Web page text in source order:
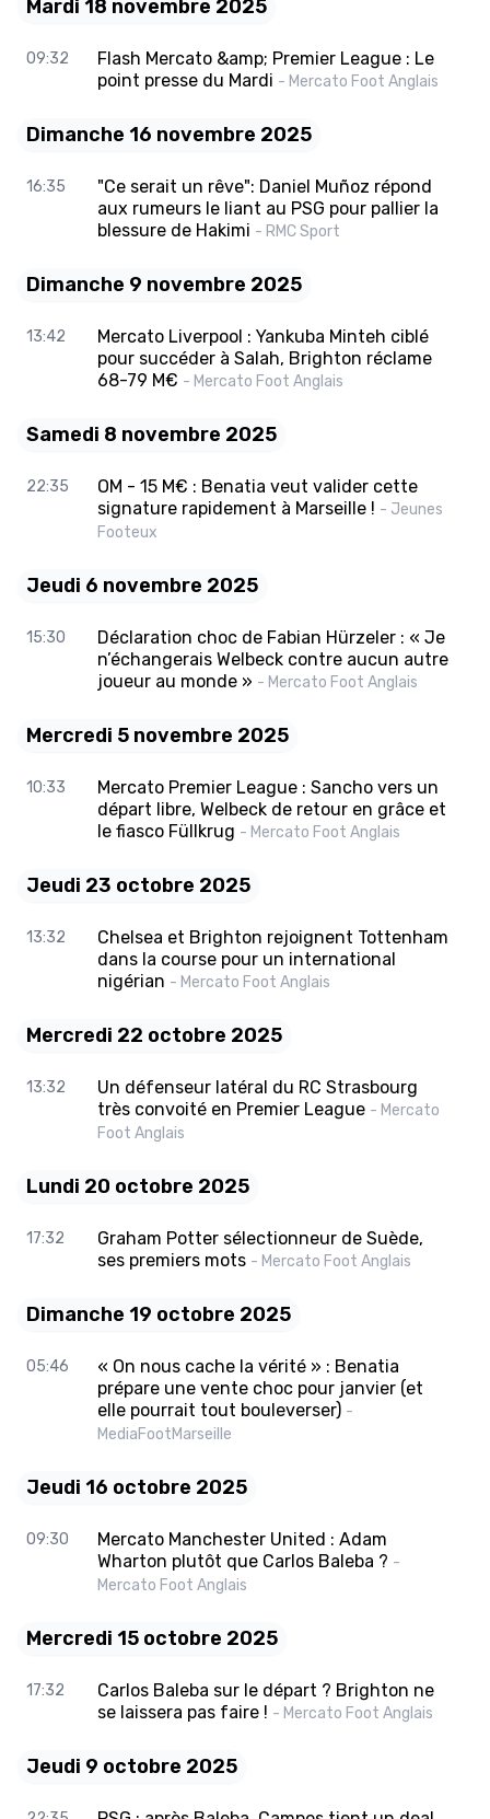
Mardi 18 novembre 2025
09:32
Flash Mercato &amp; Premier League : Le
point presse du Mardi - Mercato Foot Anglais
Dimanche 16 novembre 2025
16:35
"Ce serait un rêve": Daniel Muñoz répond
aux rumeurs le liant au PSG pour pallier la
blessure de Hakimi - RMC Sport
Dimanche 9 novembre 2025
13:42
Mercato Liverpool : Yankuba Minteh ciblé
pour succéder à Salah, Brighton réclame
68-79 M€ - Mercato Foot Anglais
Samedi 8 novembre 2025
22:35
OM - 15 M€ : Benatia veut valider cette
signature rapidement à Marseille ! - Jeunes
Footeux
Jeudi 6 novembre 2025
15:30
Déclaration choc de Fabian Hürzeler : « Je
n’échangerais Welbeck contre aucun autre
joueur au monde » - Mercato Foot Anglais
Mercredi 5 novembre 2025
10:33
Mercato Premier League : Sancho vers un
départ libre, Welbeck de retour en grâce et
le fiasco Füllkrug - Mercato Foot Anglais
Jeudi 23 octobre 2025
13:32
Chelsea et Brighton rejoignent Tottenham
dans la course pour un international
nigérian - Mercato Foot Anglais
Mercredi 22 octobre 2025
13:32
Un défenseur latéral du RC Strasbourg
très convoité en Premier League - Mercato
Foot Anglais
Lundi 20 octobre 2025
17:32
Graham Potter sélectionneur de Suède,
ses premiers mots - Mercato Foot Anglais
Dimanche 19 octobre 2025
05:46
« On nous cache la vérité » : Benatia
prépare une vente choc pour janvier (et
elle pourrait tout bouleverser) -
MediaFootMarseille
Jeudi 16 octobre 2025
09:30
Mercato Manchester United : Adam
Wharton plutôt que Carlos Baleba ? -
Mercato Foot Anglais
Mercredi 15 octobre 2025
17:32
Carlos Baleba sur le départ ? Brighton ne
se laissera pas faire ! - Mercato Foot Anglais
Jeudi 9 octobre 2025